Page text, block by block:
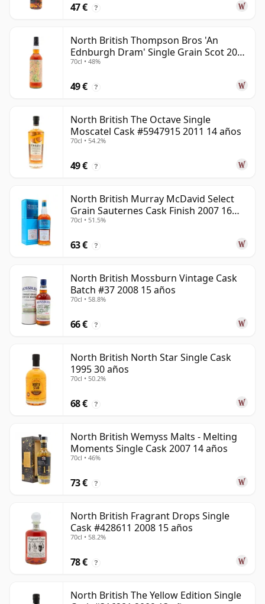
47 € ?
North British Thompson Bros 'An
Ednburgh Dram' Single Grain Scot 2008
17 años
70cl • 48%
49 € ?
North British The Octave Single
Moscatel Cask #5947915 2011 14 años
70cl • 54.2%
49 € ?
North British Murray McDavid Select
Grain Sauternes Cask Finish 2007 16
años
70cl • 51.5%
63 € ?
North British Mossburn Vintage Cask
Batch #37 2008 15 años
70cl • 58.8%
66 € ?
North British North Star Single Cask
1995 30 años
70cl • 50.2%
68 € ?
North British Wemyss Malts - Melting
Moments Single Cask 2007 14 años
70cl • 46%
73 € ?
North British Fragrant Drops Single
Cask #428611 2008 15 años
70cl • 58.2%
78 € ?
North British The Yellow Edition Single